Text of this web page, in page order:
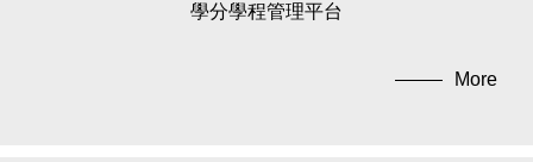
學分學程管理平台
More